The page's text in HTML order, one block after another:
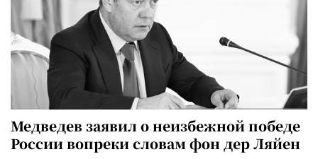
Медведев заявил о неизбежной победе
России вопреки словам фон дер Ляйен